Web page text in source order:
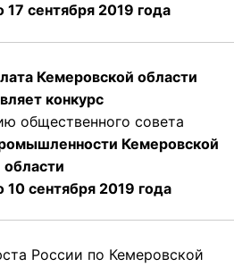
17 сентября 2019 года
Кемеровской области
конкурс
общественного совета
Кемеровской
области
10 сентября 2019 года
России по Кемеровской